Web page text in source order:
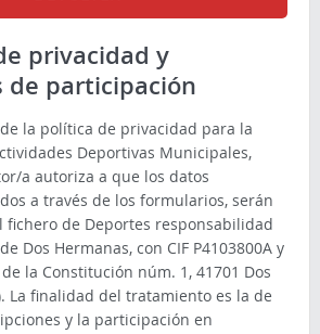
privacidad y
de participación
la política de privacidad para la
Deportivas Municipales,
a autoriza a que los datos
a través de los formularios, serán
fichero de Deportes responsabilidad
Dos Hermanas, con CIF P4103800A y
la Constitución núm. 1, 41701 Dos
La finalidad del tratamiento es la de
y la participación en